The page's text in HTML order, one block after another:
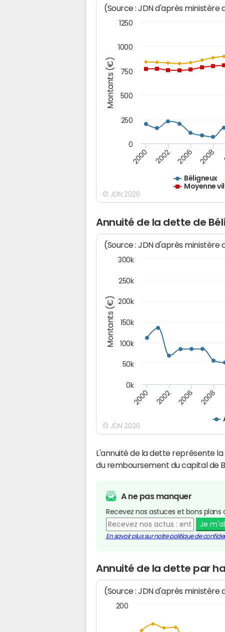
Montants (€)
(Source : JDN d'après ministère
Béligneux
Moyenne
2000 2002 2006 2008
0
250
500
750
1000
1250
© JDN 2026
Annuité de la dette de
Montants (€)
(Source : JDN d'après ministère
2000 2002 2006 2008
0k
50k
100k
150k
200k
250k
300k
© JDN 2026
L'annuité de la dette représente
du remboursement du capital de
A ne pas manquer
Recevez nos astuces et bons
Je
En savoir plus sur notre politique de
Annuité de la dette par
(Source : JDN d'après ministère
200